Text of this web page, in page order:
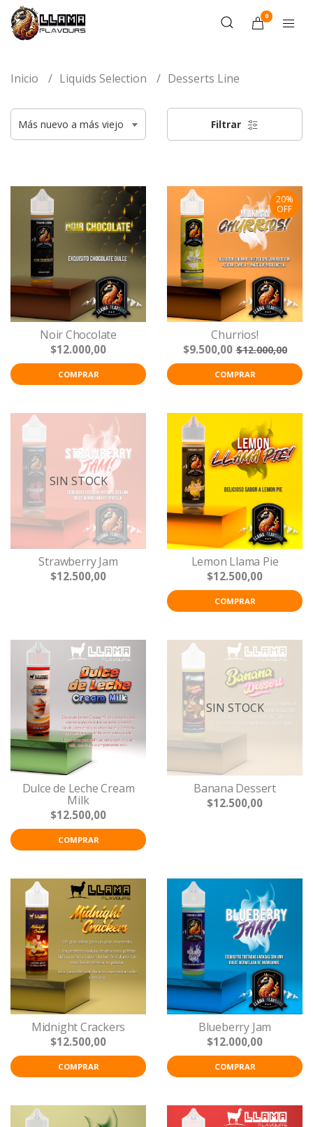
0
Inicio Liquids Selection Desserts Line
Filtrar
Noir Chocolate
$12.000,00
COMPRAR
20%
OFF
Churrios!
$9.500,00 $12.000,00
COMPRAR
SIN STOCK
Strawberry Jam
$12.500,00
Lemon Llama Pie
$12.500,00
COMPRAR
Dulce de Leche Cream
Milk
$12.500,00
COMPRAR
SIN STOCK
Banana Dessert
$12.500,00
Midnight Crackers
$12.500,00
COMPRAR
Blueberry Jam
$12.000,00
COMPRAR